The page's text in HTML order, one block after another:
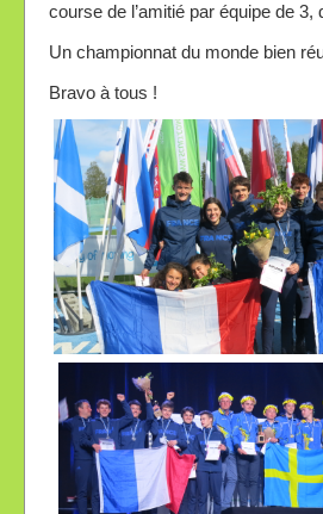
course de l’amitié par équipe de 3,
Un championnat du monde bien
Bravo à tous !